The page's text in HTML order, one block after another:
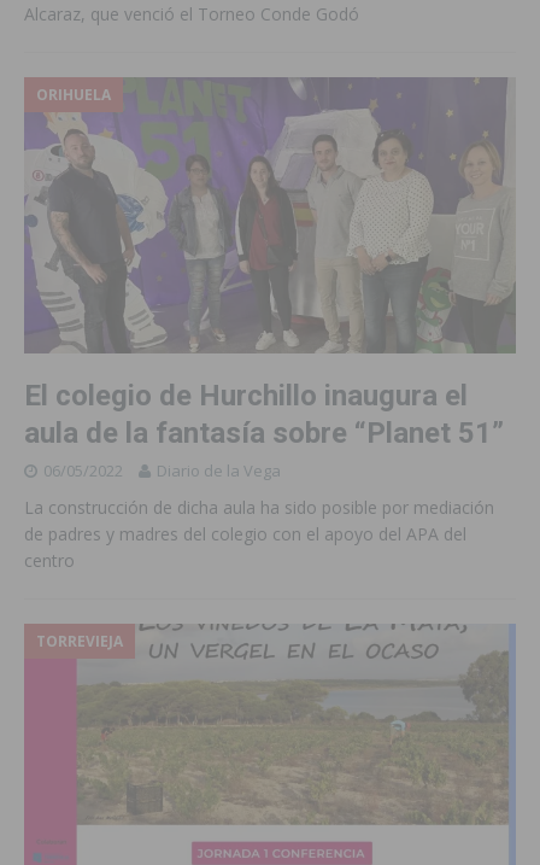
Alcaraz, que venció el Torneo Conde Godó
ORIHUELA
El colegio de Hurchillo inaugura el
aula de la fantasía sobre “Planet 51”
06/05/2022 Diario de la Vega
La construcción de dicha aula ha sido posible por mediación
de padres y madres del colegio con el apoyo del APA del
centro
TORREVIEJA